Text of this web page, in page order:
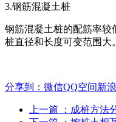
3.钢筋混凝土桩
钢筋混凝土桩的配筋率较
桩直径和长度可变范围大
分享到： 微信QQ空间新
上一篇
：成桩方法